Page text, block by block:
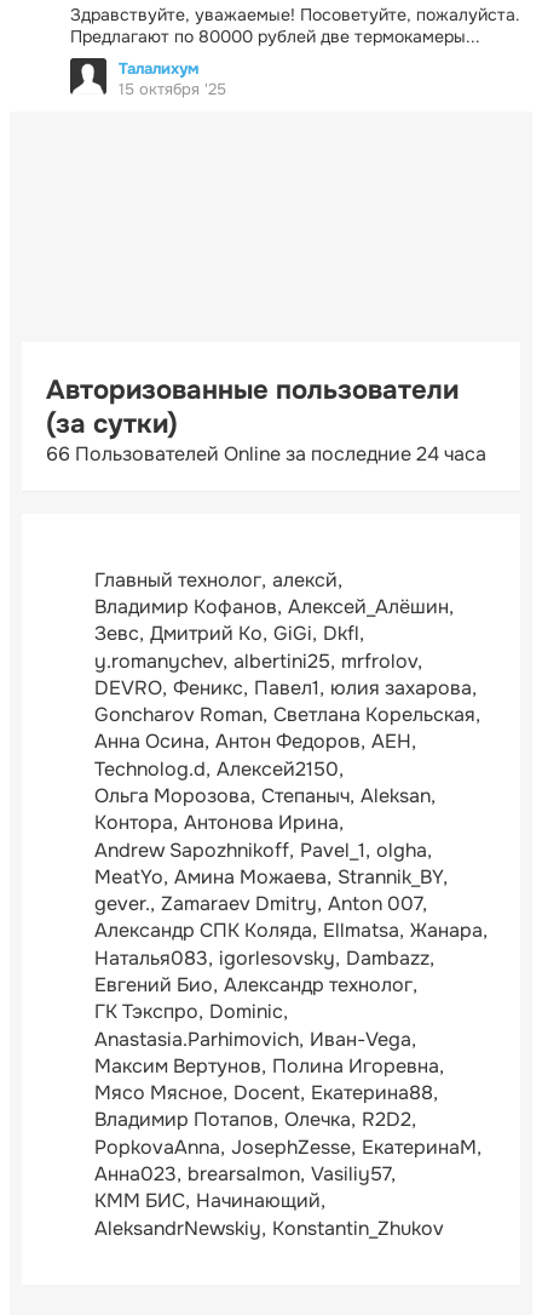
Здравствуйте, уважаемые! Посоветуйте, пожалуйста.
Предлагают по 80000 рублей две термокамеры...
Талалихум
15 октября '25
Авторизованные пользователи
(за сутки)
66 Пользователей Online за последние 24 часа
Главный технолог алексй
Владимир Кофанов Алексей_Алёшин
Зевс Дмитрий Ко GiGi Dkfl
y.romanychev albertini25 mrfrolov
DEVRO Феникс Павел1 юлия захарова
Goncharov Roman Светлана Корельская
Анна Осина Антон Федоров АЕН
Technolog.d Алексей2150
Ольга Морозова Степаныч Aleksan
Контора Антонова Ирина
Andrew Sapozhnikoff Pavel_1 olgha
MeatYo Амина Можаева Strannik_BY
gever. Zamaraev Dmitry Anton 007
Александр СПК Коляда Ellmatsa Жанара
Наталья083 igorlesovsky Dambazz
Евгений Био Александр технолог
ГК Тэкспро Dominic
Anastasia.Parhimovich Иван-Vega
Максим Вертунов Полина Игоревна
Мясо Мясное Docent Екатерина88
Владимир Потапов Олечка R2D2
PopkovaAnna JosephZesse ЕкатеринаМ
Анна023 brearsalmon Vasiliy57
КММ БИС Начинающий
AleksandrNewskiy Konstantin_Zhukov